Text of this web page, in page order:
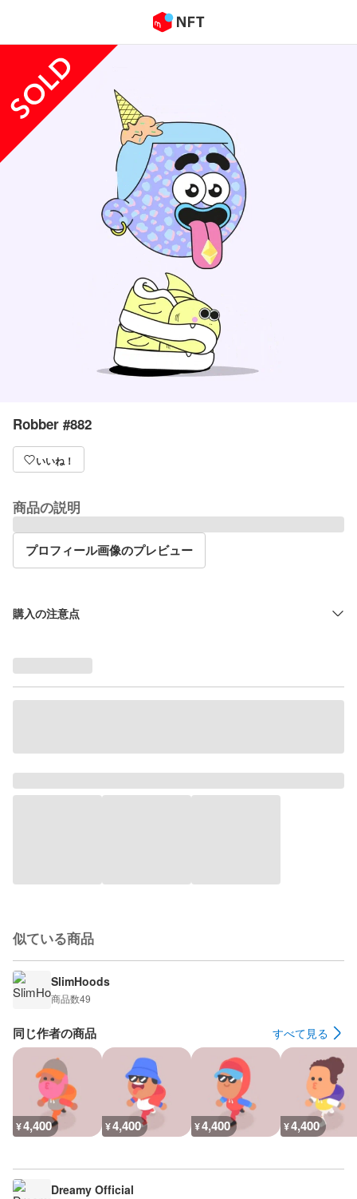
Robber #882
いいね！
商品の説明
プロフィール画像のプレビュー
購入の注意点
似ている商品
SlimHoods
商品数49
同じ作者の商品 すべて見る
¥4,400 ¥4,400 ¥4,400 ¥4,400
Dreamy Official